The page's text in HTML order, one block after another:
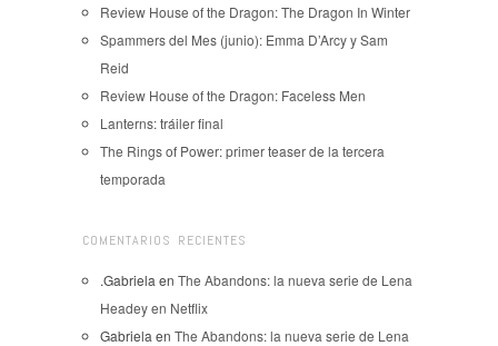
Review House of the Dragon: The Dragon In Winter
Spammers del Mes (junio): Emma D’Arcy y Sam
Reid
Review House of the Dragon: Faceless Men
Lanterns: tráiler final
The Rings of Power: primer teaser de la tercera
temporada
COMENTARIOS RECIENTES
.Gabriela en The Abandons: la nueva serie de Lena
Headey en Netflix
Gabriela en The Abandons: la nueva serie de Lena